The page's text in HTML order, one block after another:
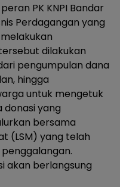
PK KNPI Bandar
Perdagangan yang
dilakukan
pengumpulan dana
hingga
untuk mengetuk
donasi yang
bersama
(LSM) yang telah
akan berlangsung